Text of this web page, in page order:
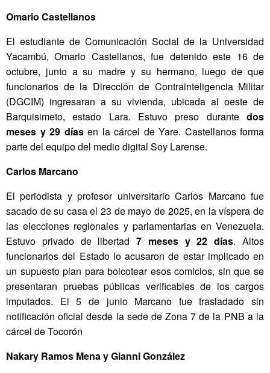
Omario Castellanos
El estudiante de Comunicación Social de la Universidad
Yacambú, Omario Castellanos, fue detenido este 16 de
octubre, junto a su madre y su hermano, luego de que
funcionarios de la Dirección de Contrainteligencia Militar
(DGCIM) ingresaran a su vivienda, ubicada al oeste de
Barquisimeto, estado Lara. Estuvo preso durante dos
meses y 29 díasen la cárcel de Yare. Castellanos forma
parte del equipo del medio digital Soy Larense.
Carlos Marcano
El periodista y profesor universitario Carlos Marcano fue
sacado de su casa el 23 de mayo de 2025, en la víspera de
las elecciones regionales y parlamentarias en Venezuela.
Estuvo privado de libertad 7 meses y 22 días. Altos
funcionarios del Estado lo acusaron de estar implicado en
un supuesto plan para boicotear esos comicios, sin que se
presentaran pruebas públicas verificables de los cargos
imputados. El 5 de junio Marcano fue trasladado sin
notificación oficial desde la sede de Zona 7 de la PNB a la
cárcel de Tocorón
Nakary Ramos Mena y Gianni González